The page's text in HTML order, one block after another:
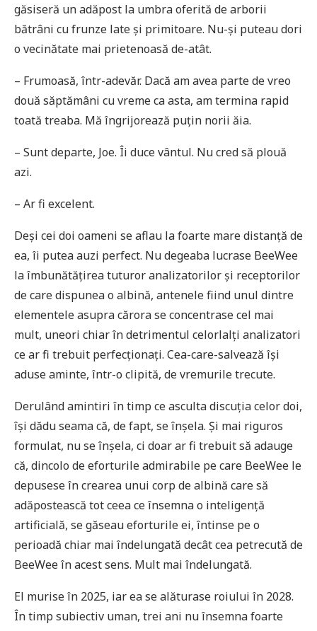
găsiseră un adăpost la umbra oferită de arborii
bătrâni cu frunze late și primitoare. Nu-și puteau dori
o vecinătate mai prietenoasă de-atât.
– Frumoasă, într-adevăr. Dacă am avea parte de vreo
două săptămâni cu vreme ca asta, am termina rapid
toată treaba. Mă îngrijorează puțin norii ăia.
– Sunt departe, Joe. Îi duce vântul. Nu cred să plouă
azi.
– Ar fi excelent.
Deși cei doi oameni se aflau la foarte mare distanță de
ea, îi putea auzi perfect. Nu degeaba lucrase BeeWee
la îmbunătățirea tuturor analizatorilor și receptorilor
de care dispunea o albină, antenele fiind unul dintre
elementele asupra cărora se concentrase cel mai
mult, uneori chiar în detrimentul celorlalți analizatori
ce ar fi trebuit perfecționați. Cea-care-salvează își
aduse aminte, într-o clipită, de vremurile trecute.
Derulând amintiri în timp ce asculta discuția celor doi,
își dădu seama că, de fapt, se înșela. Și mai riguros
formulat, nu se înșela, ci doar ar fi trebuit să adauge
că, dincolo de eforturile admirabile pe care BeeWee le
depusese în crearea unui corp de albină care să
adăpostească tot ceea ce însemna o inteligență
artificială, se găseau eforturile ei, întinse pe o
perioadă chiar mai îndelungată decât cea petrecută de
BeeWee în acest sens. Mult mai îndelungată.
El murise în 2025, iar ea se alăturase roiului în 2028.
În timp subiectiv uman, trei ani nu însemna foarte